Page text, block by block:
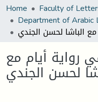
Home
رواية أيام مع
لحسن الجندي